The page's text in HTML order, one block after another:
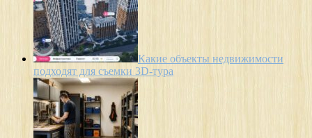
Какие объекты недвижимости
подходят для съемки 3D-тура